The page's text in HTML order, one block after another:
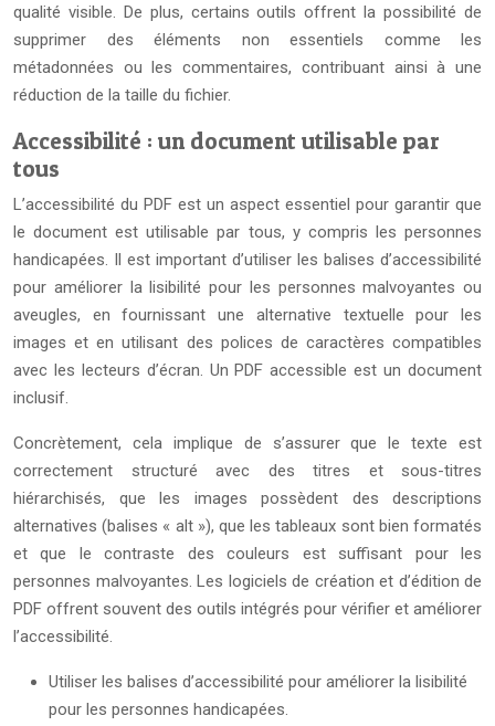
qualité visible. De plus, certains outils offrent la possibilité de
supprimer des éléments non essentiels comme les
métadonnées ou les commentaires, contribuant ainsi à une
réduction de la taille du fichier.
Accessibilité : un document utilisable par
tous
L’accessibilité du PDF est un aspect essentiel pour garantir que
le document est utilisable par tous, y compris les personnes
handicapées. Il est important d’utiliser les balises d’accessibilité
pour améliorer la lisibilité pour les personnes malvoyantes ou
aveugles, en fournissant une alternative textuelle pour les
images et en utilisant des polices de caractères compatibles
avec les lecteurs d’écran. Un PDF accessible est un document
inclusif.
Concrètement, cela implique de s’assurer que le texte est
correctement structuré avec des titres et sous-titres
hiérarchisés, que les images possèdent des descriptions
alternatives (balises « alt »), que les tableaux sont bien formatés
et que le contraste des couleurs est suffisant pour les
personnes malvoyantes. Les logiciels de création et d’édition de
PDF offrent souvent des outils intégrés pour vérifier et améliorer
l’accessibilité.
Utiliser les balises d’accessibilité pour améliorer la lisibilité
pour les personnes handicapées.